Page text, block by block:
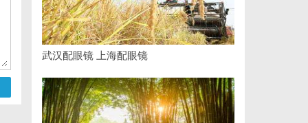
武汉配眼镜 上海配眼镜